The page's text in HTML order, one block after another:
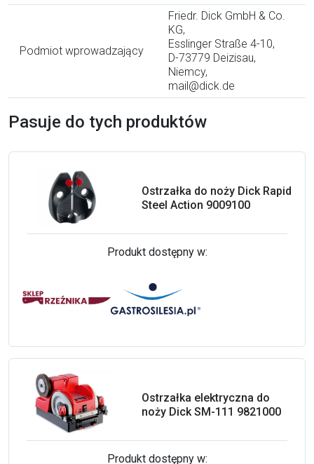
Podmiot wprowadzający
Friedr. Dick GmbH & Co.
KG,
Esslinger Straße 4-10,
D-73779 Deizisau,
Niemcy,
mail@dick.de
Pasuje do tych produktów
Ostrzałka do noży Dick Rapid
Steel Action 9009100
Produkt dostępny w:
Ostrzałka elektryczna do
noży Dick SM-111 9821000
Produkt dostępny w: